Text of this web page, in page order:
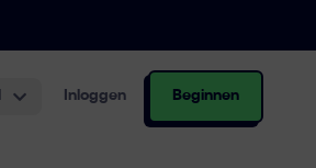
Inloggen Beginnen